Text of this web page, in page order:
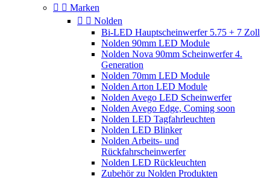
  Marken
  Nolden
Bi-LED Hauptscheinwerfer 5.75 + 7 Zoll
Nolden 90mm LED Module
Nolden Nova 90mm Scheinwerfer 4.
Generation
Nolden 70mm LED Module
Nolden Arton LED Module
Nolden Avego LED Scheinwerfer
Nolden Avego Edge, Coming soon
Nolden LED Tagfahrleuchten
Nolden LED Blinker
Nolden Arbeits- und
Rückfahrscheinwerfer
Nolden LED Rückleuchten
Zubehör zu Nolden Produkten